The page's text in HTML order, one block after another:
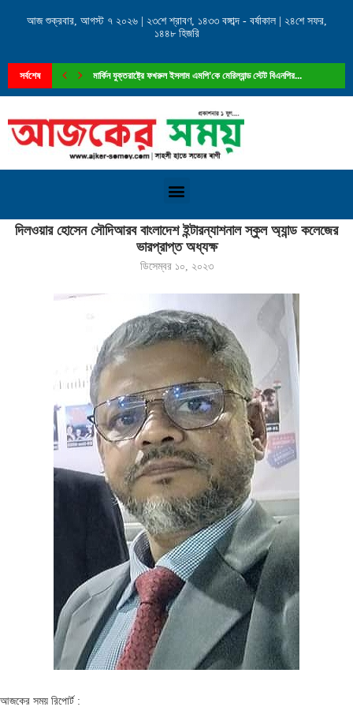
আজ শুক্রবার, আগস্ট ৭ ২০২৬ | ২৩শে শ্রাবণ, ১৪৩৩ বঙ্গাব্দ - বর্ষাকাল | ২৪শে সফর,
১৪৪৮ হিজরি
সর্বশেষ মার্কিন যুক্তরাষ্ট্রে ফখরুল ইসলাম এমপি’কে মেরিল্যান্ড স্টেট বিএনপির...
দিলওয়ার হোসেন সৌদিআরব বাংলাদেশ ইন্টারন্যাশনাল স্কুল অ্যান্ড কলেজের ভারপ্রাপ্ত অধ্যক্ষ
দিলওয়ার হোসেন সৌদিআরব বাংলাদেশ ইন্টারন্যাশনাল স্কুল অ্যান্ড কলেজের
ভারপ্রাপ্ত অধ্যক্ষ
ডিসেম্বর ১০, ২০২৩
আজকের সময় রিপোর্ট :